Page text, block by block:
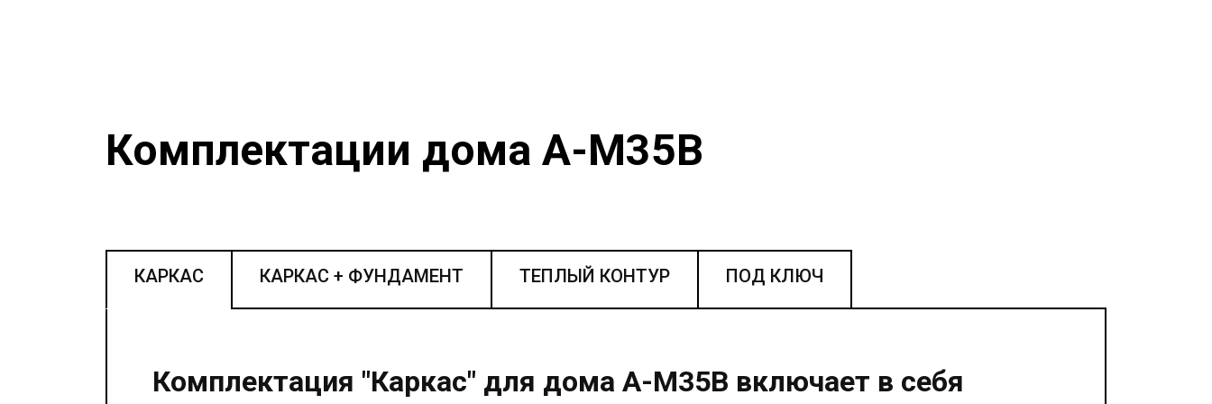
Комплектации дома A-M35В
КАРКАС КАРКАС + ФУНДАМЕНТ ТЕПЛЫЙ КОНТУР ПОД КЛЮЧ
Комплектация "Каркас" для дома A-M35В включает в себя